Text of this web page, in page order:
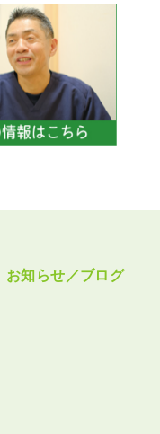
お知らせ／ブログ